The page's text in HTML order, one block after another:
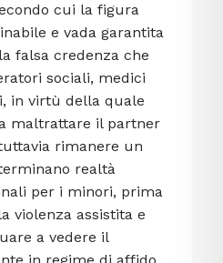
cui la figura
e vada garantita
falsa credenza che
sociali, medici
in virtù della quale
maltrattare il partner
rimanere un
realtà
per i minori, prima
violenza assistita e
a vedere il